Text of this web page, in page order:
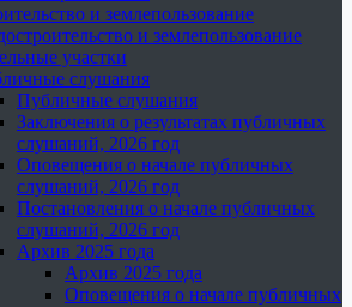
и землепользование
и землепользование
участки
слушания
Публичные слушания
Заключения о результатах публичных
слушаний, 2026 год
Оповещения о начале публичных
слушаний, 2026 год
Постановления о начале публичных
слушаний, 2026 год
Архив 2025 года
Архив 2025 года
Оповещения о начале публичных